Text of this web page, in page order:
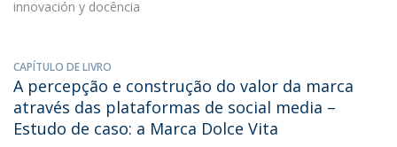
innovación y docência
CAPÍTULO DE LIVRO
A percepção e construção do valor da marca
através das plataformas de social media –
Estudo de caso: a Marca Dolce Vita